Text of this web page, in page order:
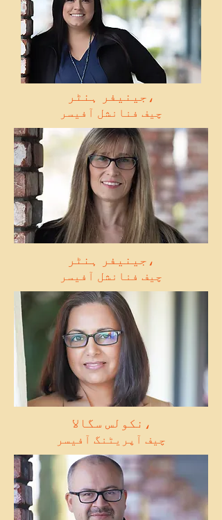
جینیفر ہنٹر،
چیف فنانشل آفیسر
جینیفر ہنٹر،
چیف فنانشل آفیسر
نکولس سگالا،
چیف آپریٹنگ آفیسر